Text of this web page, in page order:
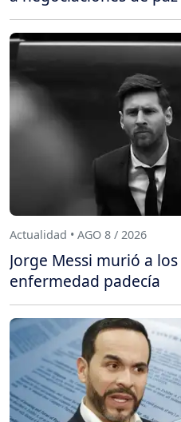
Actualidad • AGO 8 / 2026
Jorge Messi murió a
enfermedad padecía